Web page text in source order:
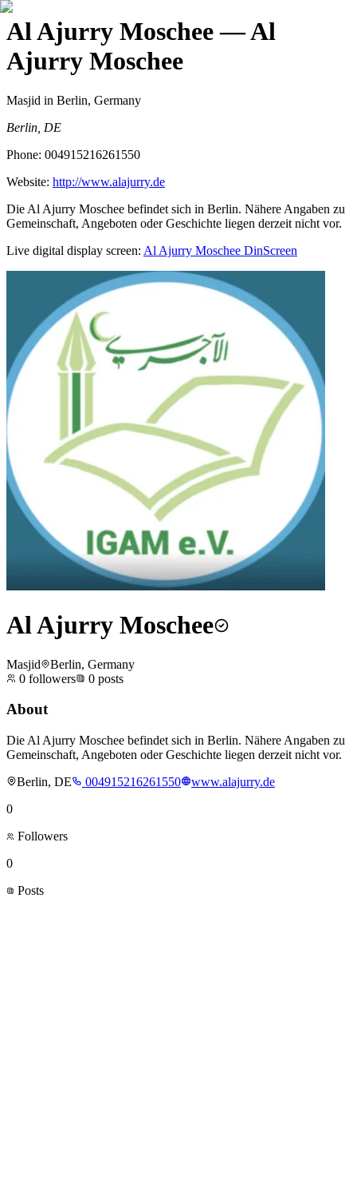
Al Ajurry Moschee— Al
Ajurry Moschee
Masjid in Berlin, Germany
Berlin, DE
Phone: 004915216261550
Website: http://www.alajurry.de
Die Al Ajurry Moschee befindet sich in Berlin. Nähere Angaben zu
Gemeinschaft, Angeboten oder Geschichte liegen derzeit nicht vor.
Live digital display screen: Al Ajurry Moschee DinScreen
Al Ajurry Moschee
Masjid
Berlin, Germany
0 followers 0 posts
About
Die Al Ajurry Moschee befindet sich in Berlin. Nähere Angaben zu
Gemeinschaft, Angeboten oder Geschichte liegen derzeit nicht vor.
Berlin, DE
004915216261550
www.alajurry.de
0
Followers
0
Posts